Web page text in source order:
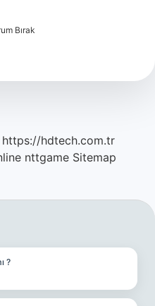
Bırak
https://hdtech.com.tr
nttgame Sitemap
?